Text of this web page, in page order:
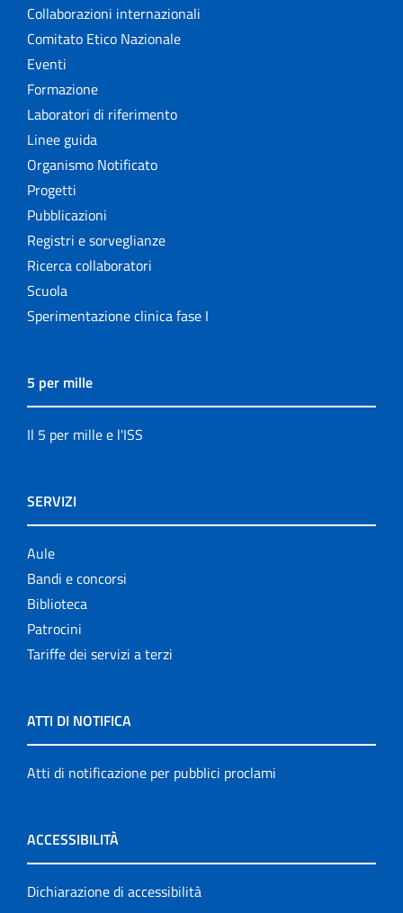
Collaborazioni internazionali
Comitato Etico Nazionale
Eventi
Formazione
Laboratori di riferimento
Linee guida
Organismo Notificato
Progetti
Pubblicazioni
Registri e sorveglianze
Ricerca collaboratori
Scuola
Sperimentazione clinica fase I
5 per mille
Il 5 per mille e l'ISS
SERVIZI
Aule
Bandi e concorsi
Biblioteca
Patrocini
Tariffe dei servizi a terzi
ATTI DI NOTIFICA
Atti di notificazione per pubblici proclami
ACCESSIBILITÀ
Dichiarazione di accessibilità